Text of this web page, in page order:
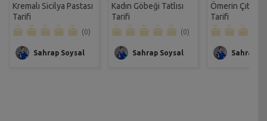
Kremalı Sicilya Pastası
Tarifi
(0)
Sahrap Soysal
Kadın Göbeği Tatlısı
Tarifi
(0)
Sahrap Soysal
Ömerin Çıtır
Tarifi
Sahrap